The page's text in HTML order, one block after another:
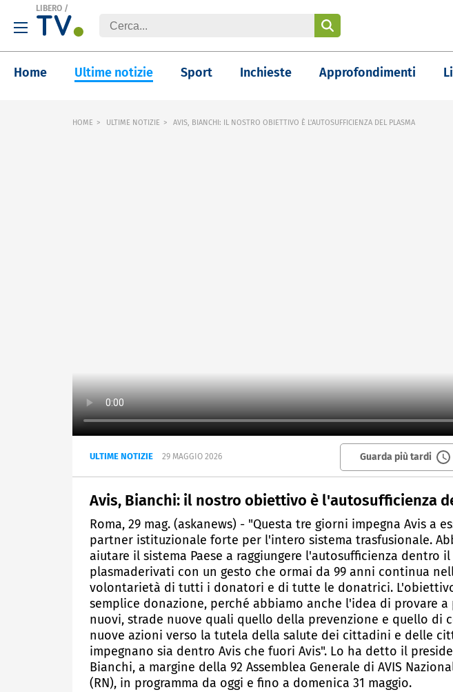
LIBERO /
Home Ultime notizie Sport Inchieste Approfondimenti
HOME ULTIME NOTIZIE AVIS, BIANCHI: IL NOSTRO OBIETTIVO È L'AUTOSUFFICIENZA DEL PLASMA
ULTIME NOTIZIE 29 MAGGIO 2026 Guarda più tardi
Avis, Bianchi: il nostro obiettivo è l'autosufficienza
Roma, 29 mag. (askanews) - "Questa tre giorni impegna Avis a
partner istituzionale forte per l'intero sistema trasfusionale.
aiutare il sistema Paese a raggiungere l'autosufficienza dentro
plasmaderivati con un gesto che ormai da 99 anni continua
volontarietà di tutti i donatori e di tutte le donatrici.
semplice donazione, perché abbiamo anche l'idea di provare a
nuovi, strade nuove quali quello della prevenzione e quello di
nuove azioni verso la tutela della salute dei cittadini e delle
impegnano sia dentro Avis che fuori Avis". Lo ha detto il
Bianchi, a margine della 92 Assemblea Generale di AVIS
(RN), in programma da oggi e fino a domenica 31 maggio.